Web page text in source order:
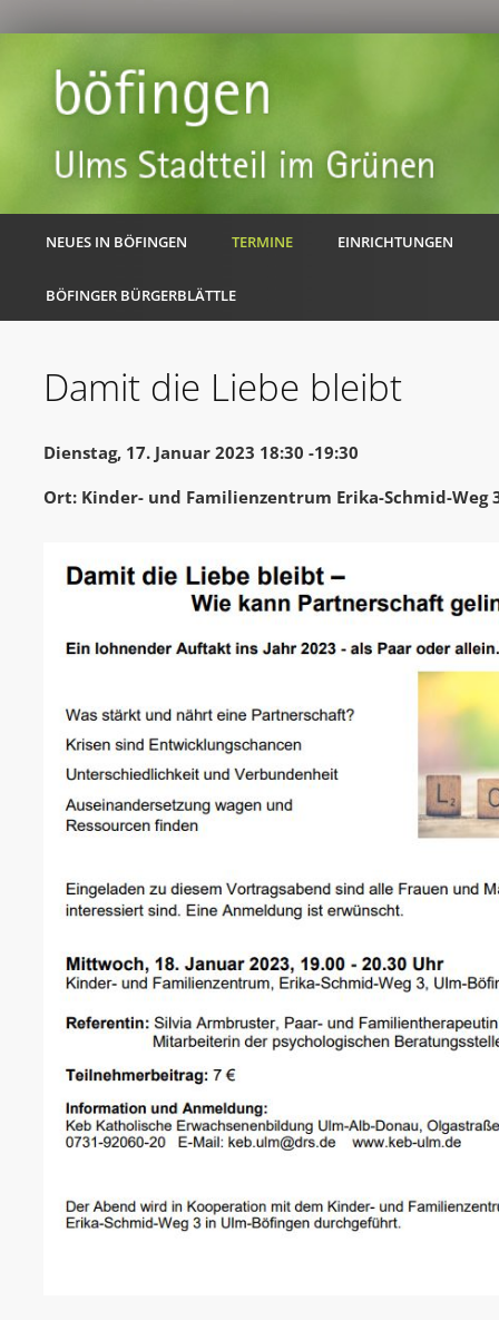
NEUES IN BÖFINGEN TERMINE EINRICHTUNGEN
BÖFINGER BÜRGERBLÄTTLE
Damit die Liebe bleibt
Dienstag, 17. Januar 2023 18:30 -19:30
Ort: Kinder- und Familienzentrum Erika-Schmid-Weg